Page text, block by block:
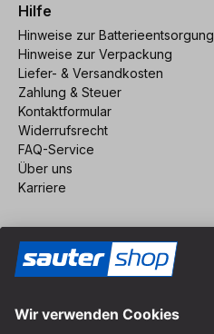
Hilfe
Hinweise zur Batterieentsorgung
Hinweise zur Verpackung
Liefer- & Versandkosten
Zahlung & Steuer
Kontaktformular
Widerrufsrecht
FAQ-Service
Über uns
Karriere